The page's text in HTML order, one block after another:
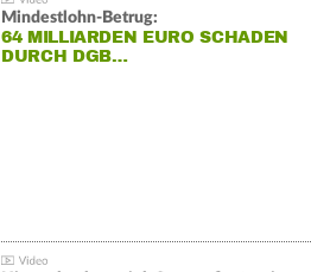
Mindestlohn-Betrug:
64 MILLIARDEN EURO SCHADEN
DURCH DGB…